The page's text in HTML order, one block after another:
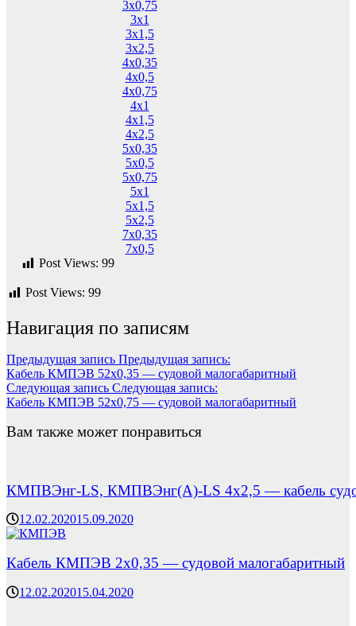
3х0,75
3х1
3х1,5
3х2,5
4х0,35
4х0,5
4х0,75
4х1
4х1,5
4х2,5
5х0,35
5х0,5
5х0,75
5х1
5х1,5
5х2,5
7х0,35
7х0,5
Post Views: 99
Post Views: 99
Навигация по записям
Предыдущая запись Предыдущая запись:
Кабель КМПЭВ 52х0,35 — судовой малогабаритный
Следующая запись Следующая запись:
Кабель КМПЭВ 52х0,75 — судовой малогабаритный
Вам также может понравиться
КМПВЭнг-LS, КМПВЭнг(А)-LS 4х2,5 — кабель
12.02.202015.09.2020
Кабель КМПЭВ 2х0,35 — судовой малогабаритный
12.02.202015.04.2020